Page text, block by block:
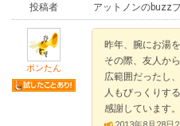
投稿者 アットノンのbuzz
ポンたん
昨年、腕にお湯
その際、友人か
広範囲だったし
人もびっくりす
感謝しています。